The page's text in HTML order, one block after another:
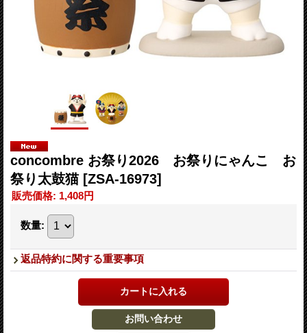
concombre お祭り2026 お祭りにゃんこ お
祭り太鼓猫 [ZSA-16973]
販売価格: 1,408円
数量:
返品特約に関する重要事項